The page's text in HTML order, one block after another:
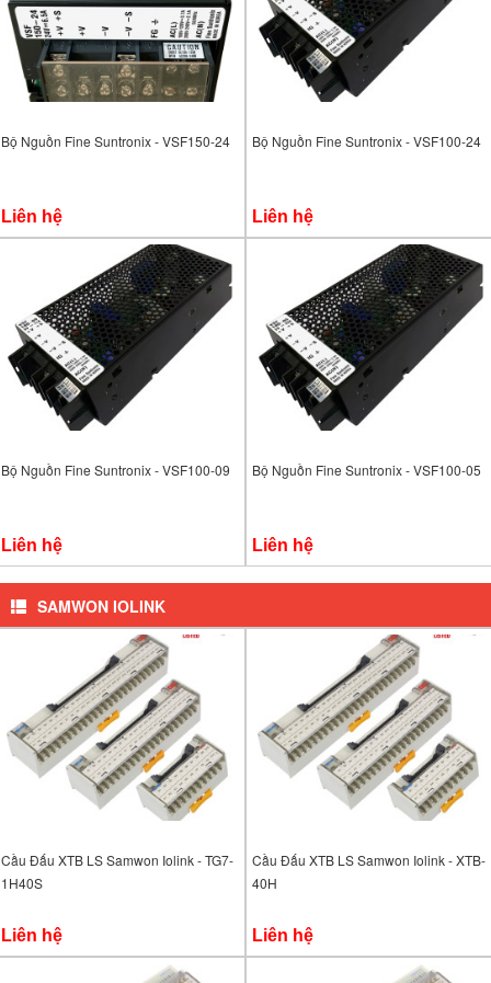
Bộ Nguồn Fine Suntronix - VSF150-24
Liên hệ
Bộ Nguồn Fine Suntronix - VSF100-24
Liên hệ
Bộ Nguồn Fine Suntronix - VSF100-09
Liên hệ
Bộ Nguồn Fine Suntronix - VSF100-05
Liên hệ
SAMWON IOLINK
Cầu Đấu XTB LS Samwon Iolink - TG7-
1H40S
Liên hệ
Cầu Đấu XTB LS Samwon Iolink - XTB-
40H
Liên hệ